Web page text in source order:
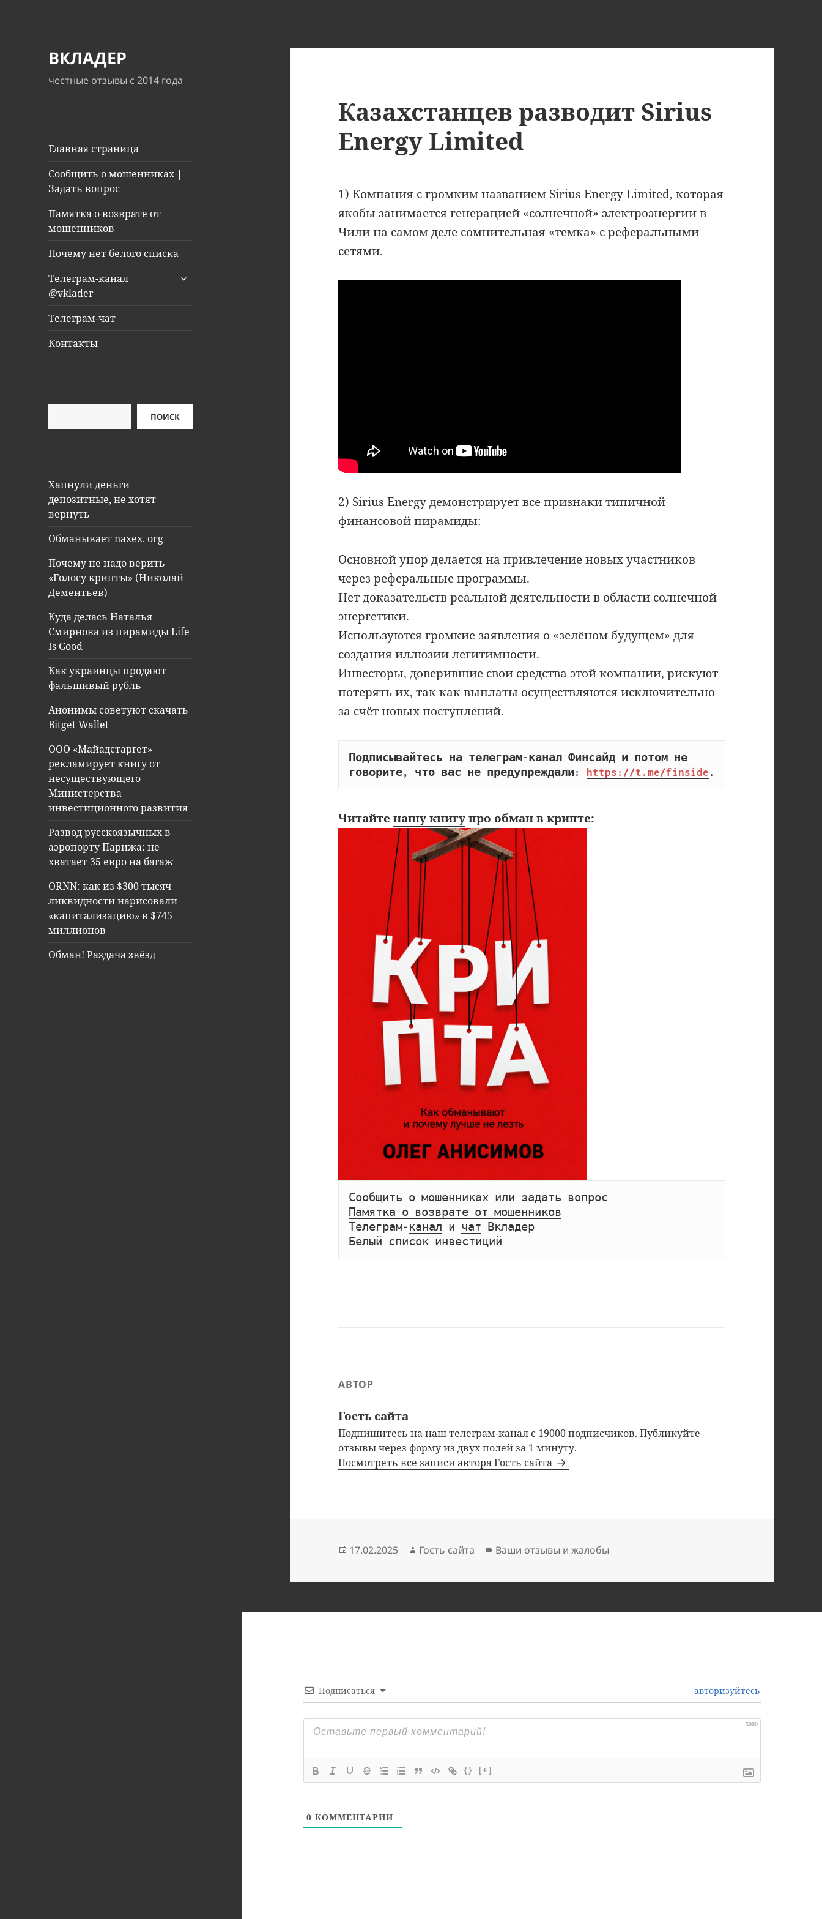
ВКЛАДЕР
честные отзывы с 2014 года
Главная страница
Сообщить о мошенниках |
Задать вопрос
Памятка о возврате от
мошенников
Почему нет белого списка
Телеграм-канал
@vklader
раскрыть
Телеграм-чат
Контакты
ПОИСК
Хапнули деньги
депозитные, не хотят
вернуть
Обманывает naxex. org
Почему не надо верить
«Голосу крипты» (Николай
Дементьев)
Куда делась Наталья
Смирнова из пирамиды Life
Is Good
Как украинцы продают
фальшивый рубль
Анонимы советуют скачать
Bitget Wallet
ООО «Майадстаргет»
рекламирует книгу от
несуществующего
Министерства
инвестиционного развития
Развод русскоязычных в
аэропорту Парижа: не
хватает 35 евро на багаж
ORNN: как из $300 тысяч
ликвидности нарисовали
«капитализацию» в $745
миллионов
Обман! Раздача звёзд
Казахстанцев разводит Sirius
Energy Limited
1) Компания с громким названием Sirius Energy Limited, которая
якобы занимается генерацией «солнечной» электроэнергии в
Чили на самом деле сомнительная «темка» с реферальными
сетями.
2) Sirius Energy демонстрирует все признаки типичной
финансовой пирамиды:
Основной упор делается на привлечение новых участников
через реферальные программы.
Нет доказательств реальной деятельности в области солнечной
энергетики.
Используются громкие заявления о «зелёном будущем» для
создания иллюзии легитимности.
Инвесторы, доверившие свои средства этой компании, рискуют
потерять их, так как выплаты осуществляются исключительно
за счёт новых поступлений.
Подписывайтесь на телеграм-канал Финсайд и потом не
говорите, что вас не предупреждали:
https://t.me/finside .
Читайтенашу книгупро обман в крипте:
Сообщить о мошенниках или задать вопрос
Памятка о возврате от мошенников
Телеграм- канал и чат
Вкладер
Белый список инвестиций
АВТОР
Гость сайта
Подпишитесь на наштелеграм-канал с 19000 подписчиков. Публикуйте
отзывы через форму из двух полейза 1 минуту.
Посмотреть все записи автора Гость сайта
Опубликовано
17.02.2025 Автор
Гость сайта Рубрики
Ваши отзывы и жалобы
Подписаться авторизуйтесь
5000
{} [+]
0 КОММЕНТАРИИ